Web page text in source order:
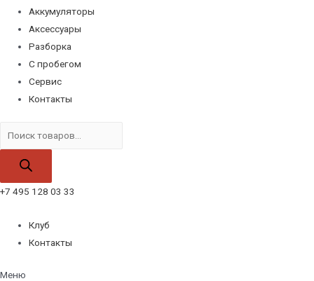
Аккумуляторы
Аксессуары
Разборка
С пробегом
Сервис
Контакты
товаров
+7 495 128 03 33
Клуб
Контакты
Меню